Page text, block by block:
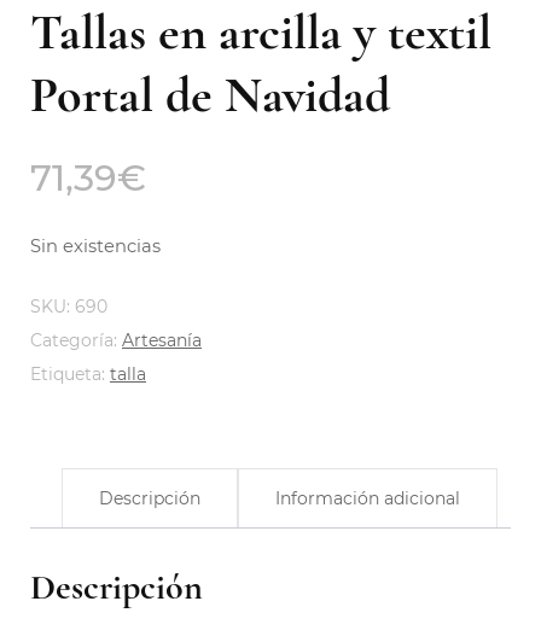
Tallas en arcilla y textil
Portal de Navidad
71,39€
Sin existencias
SKU: 690
Categoría: Artesanía
Etiqueta: talla
Descripción Información adicional
Descripción